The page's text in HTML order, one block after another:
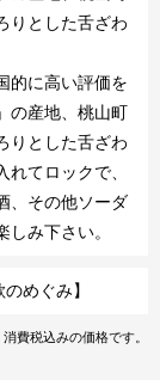
りとした舌ざわ
的に高い評価を
の産地、桃山町
りとした舌ざわ
れてロックで、
、その他ソーダ
み下さい。
めぐみ】
消費税込みの価格です。